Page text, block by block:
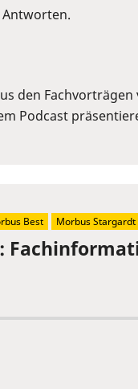
den
Podcast
Best Morbus Stargardt